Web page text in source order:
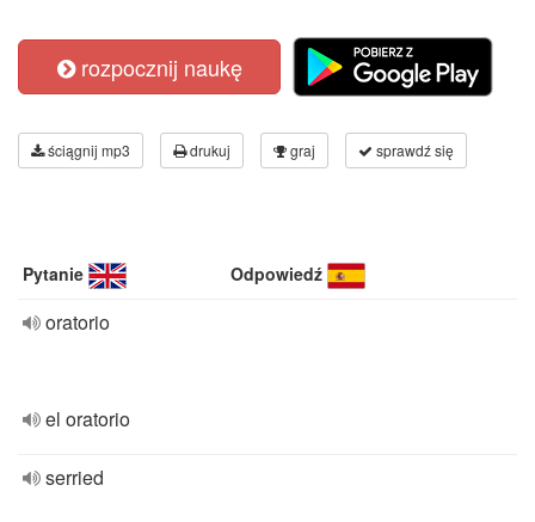
rozpocznij naukę
ściągnij mp3 drukuj graj sprawdź się
Pytanie Odpowiedź
oratorio
el oratorio
serried